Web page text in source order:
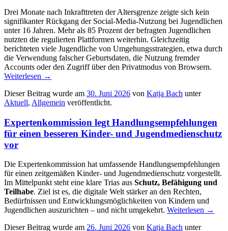
Drei Monate nach Inkrafttreten der Altersgrenze zeigte sich kein
signifikanter Rückgang der Social-Media-Nutzung bei Jugendlichen
unter 16 Jahren. Mehr als 85 Prozent der befragten Jugendlichen
nutzten die regulierten Plattformen weiterhin. Gleichzeitig
berichteten viele Jugendliche von Umgehungsstrategien, etwa durch
die Verwendung falscher Geburtsdaten, die Nutzung fremder
Accounts oder den Zugriff über den Privatmodus von Browsern.
Weiterlesen →
Dieser Beitrag wurde am 30. Juni 2026 von Katja Bach unter
Aktuell, Allgemein veröffentlicht.
Expertenkommission legt Handlungsempfehlungen
für einen besseren Kinder- und Jugendmedienschutz
vor
Die Expertenkommission hat umfassende Handlungsempfehlungen
für einen zeitgemäßen Kinder- und Jugendmedienschutz vorgestellt.
Im Mittelpunkt steht eine klare Trias aus Schutz, Befähigung und
Teilhabe. Ziel ist es, die digitale Welt stärker an den Rechten,
Bedürfnissen und Entwicklungsmöglichkeiten von Kindern und
Jugendlichen auszurichten – und nicht umgekehrt. Weiterlesen →
Dieser Beitrag wurde am 26. Juni 2026 von Katja Bach unter